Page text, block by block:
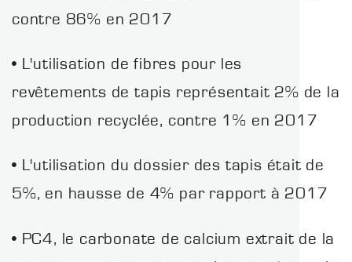
contre 86% en 2017
• L'utilisation de fibres pour les
revêtements de tapis représentait 2% de la
production recyclée, contre 1% en 2017
• L'utilisation du dossier des tapis était de
5%, en hausse de 4% par rapport à 2017
• PC4, le carbonate de calcium extrait de la